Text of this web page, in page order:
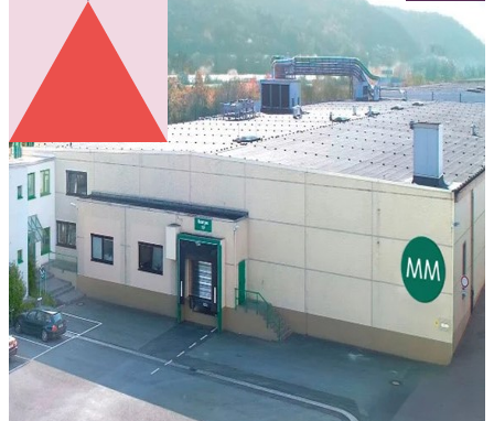
MM GRAPHIA TRIER
MM Graphia Trier nutzt fortschrittliche Techniken
wie Prägung, Stanzung und Beschichtungen, um
hochwertige und visuell beeindruckende
Verpackungen zu erstellen, insbesondere für die
Zigarettenindustrie.